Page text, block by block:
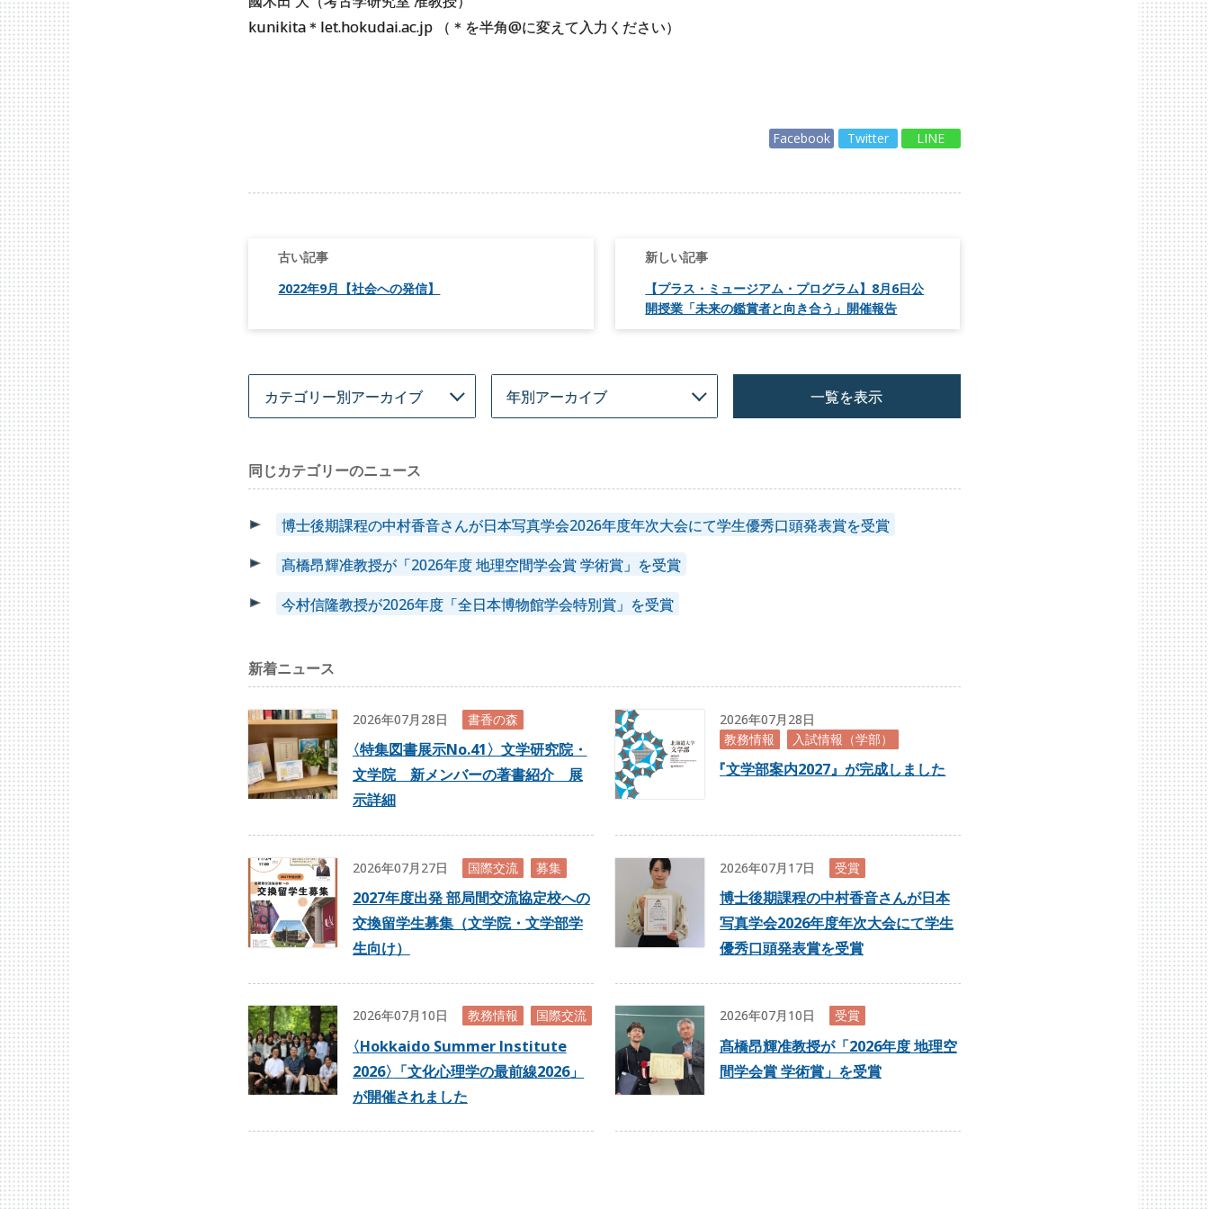
kunikita＊let.hokudai.ac.jp （＊を半角@に変えて入力ください）
Facebook Twitter LINE
シ
2022年9月【社会への発信】
【プラス・ミュージアム・プログラム】8月6日公
開授業「未来の鑑賞者と向き合う」開催報告
一覧を表示
同じカテゴリーのニュース
博士後期課程の中村香音さんが日本写真学会2026年度年次大会にて学生優秀口頭発表賞を受賞
髙橋昂輝准教授が「2026年度 地理空間学会賞 学術賞」を受賞
今村信隆教授が2026年度「全日本博物館学会特別賞」を受賞
新着ニュース
2026年07月28日 書香の森
〈特集図書展示No.41〉文学研究院・
文学院 新メンバーの著書紹介 展
示詳細
2026年07月28日
教務情報
入試情報（学部）
『文学部案内2027』が完成しました
2026年07月27日 国際交流 募集
2027年度出発 部局間交流協定校への
交換留学生募集（文学院・文学部学
生向け）
2026年07月17日 受賞
博士後期課程の中村香音さんが日本
写真学会2026年度年次大会にて学生
優秀口頭発表賞を受賞
2026年07月10日 教務情報 国際交流
〈Hokkaido Summer Institute
2026〉 「文化心理学の最前線2026」
が開催されました
2026年07月10日 受賞
髙橋昂輝准教授が「2026年度 地理空
間学会賞 学術賞」を受賞